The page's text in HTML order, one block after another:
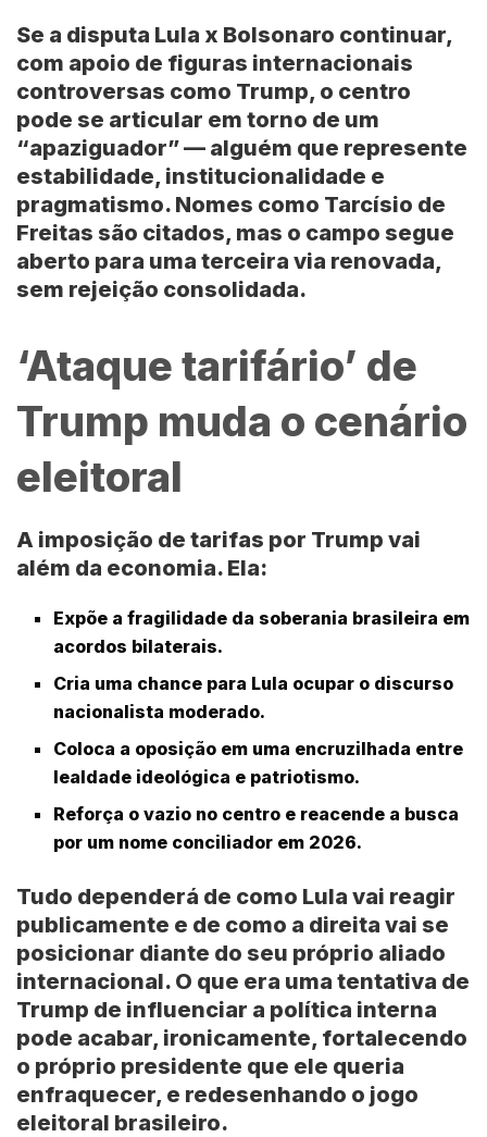
Se a disputa Lula x Bolsonaro continuar,
com apoio de figuras internacionais
controversas como Trump, o centro
pode se articular em torno de um
“apaziguador” — alguém que represente
estabilidade, institucionalidade e
pragmatismo. Nomes como Tarcísio de
Freitas são citados, mas o campo segue
aberto para uma terceira via renovada,
sem rejeição consolidada.
‘Ataque tarifário’ de
Trump muda o cenário
eleitoral
A imposição de tarifas por Trump vai
além da economia. Ela:
Expõe a fragilidade da soberania brasileira em
acordos bilaterais.
Cria uma chance para Lula ocupar o discurso
nacionalista moderado.
Coloca a oposição em uma encruzilhada entre
lealdade ideológica e patriotismo.
Reforça o vazio no centro e reacende a busca
por um nome conciliador em 2026.
Tudo dependerá de como Lula vai reagir
publicamente e de como a direita vai se
posicionar diante do seu próprio aliado
internacional. O que era uma tentativa de
Trump de influenciar a política interna
pode acabar, ironicamente, fortalecendo
o próprio presidente que ele queria
enfraquecer, e redesenhando o jogo
eleitoral brasileiro.